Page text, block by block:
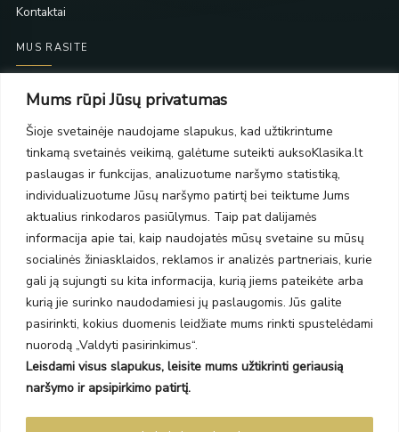
Mums rūpi Jūsų privatumas
Šioje svetainėje naudojame slapukus, kad užtikrintume
tinkamą svetainės veikimą, galėtume suteikti auksoKlasika.lt
paslaugas ir funkcijas, analizuotume naršymo statistiką,
individualizuotume Jūsų naršymo patirtį bei teiktume Jums
aktualius rinkodaros pasiūlymus. Taip pat dalijamės
informacija apie tai, kaip naudojatės mūsų svetaine su mūsų
socialinės žiniasklaidos, reklamos ir analizės partneriais, kurie
gali ją sujungti su kita informacija, kurią jiems pateikėte arba
kurią jie surinko naudodamiesi jų paslaugomis. Jūs galite
pasirinkti, kokius duomenis leidžiate mums rinkti spustelėdami
nuorodą „Valdyti pasirinkimus“.
Leisdami visus slapukus, leisite mums užtikrinti geriausią
naršymo ir apsipirkimo patirtį.
Kontaktai
MUS RASITE
Taikos pr. 139
PC Molas, Klaipėda
Taikos pr. 141
PC BIG 2, Klaipėda
Šilutės pl. 35
PC Banginis, Klaipėda
NAUJIENLAIŠKIS
Prenumeruokite ir gaukite pasiūlymus, naujienas bei riboto
leidimo kolekcijas.
Prenumeruodami sutinkate su Taisyklėmis ir Privatumo politika.